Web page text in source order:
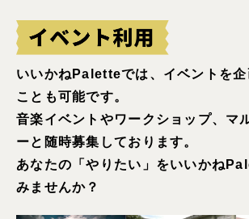
いいかねPaletteでは、イベントを企
ことも可能です。
音楽イベントやワークショップ、マ
ーと随時募集しております。
あなたの「やりたい」をいいかね
みませんか？